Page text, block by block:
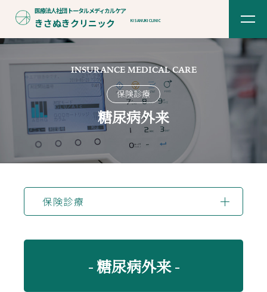
医療法人社団 トータルメディカルケア
きさぬきクリニック KISANUKI CLINIC
INSURANCE MEDICAL CARE
保険診療
糖尿病外来
- 糖尿病外来 -
保険診療